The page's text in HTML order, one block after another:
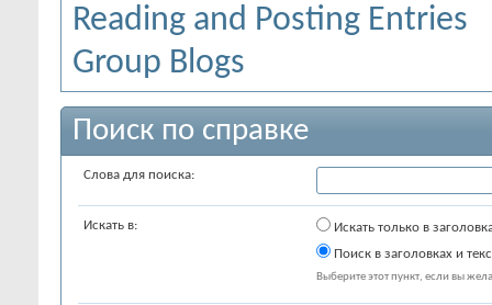
Reading and Posting Entries
Group Blogs
Поиск по справке
Слова для поиска:
Искать в:
Искать только в
Поиск в заголовках и
Выберите этот пункт, если вы